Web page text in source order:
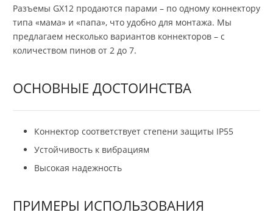
Разъемы GX12 продаются парами – по одному коннектору
типа «мама» и «папа», что удобно для монтажа. Мы
предлагаем несколько вариантов коннекторов – с
количеством пинов от 2 до 7.
ОСНОВНЫЕ ДОСТОИНСТВА
Коннектор соответствует степени защиты IP55
Устойчивость к вибрациям
Высокая надежность
ПРИМЕРЫ ИСПОЛЬЗОВАНИЯ